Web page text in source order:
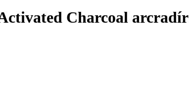
Charcoal arcradír